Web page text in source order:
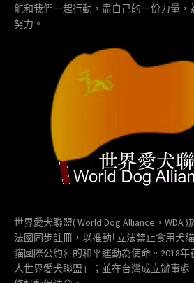
能和我們一起行動，盡自己的一份力量
努力。
世界愛犬聯盟( World Dog Alliance，WDA )
法國同步註冊，以推動｢立法禁止食用犬
貓國際公約》的和平運動為使命。2018
人世界愛犬聯盟」；並在台灣成立辦事